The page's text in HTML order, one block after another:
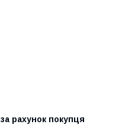
за рахунок покупця